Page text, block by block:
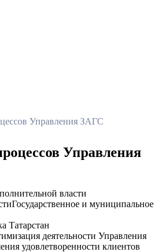
Управления ЗАГС
Управления
власти
Государственное и муниципальное
Татарстан
деятельности Управления
удовлетворенности клиентов